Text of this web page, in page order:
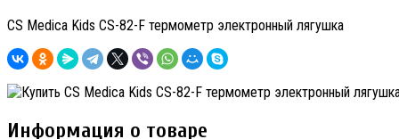
CS Medica Kids CS-82-F термометр электронный лягушка
Информация о товаре